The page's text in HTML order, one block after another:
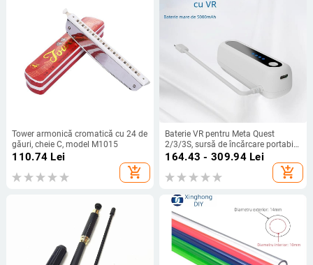
Tower armonică cromatică cu 24 de
găuri, cheie C, model M1015
110.74 Lei
add_shopping_cart
Baterie VR pentru Meta Quest
2/3/3S, sursă de încărcare portabilă
5000mAh
164.43 - 309.94Lei
add_shopping_cart